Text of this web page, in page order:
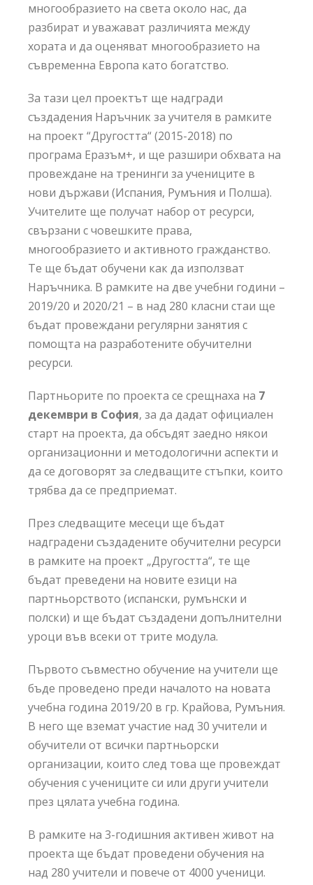
многообразието на света около нас, да
разбират и уважават различията между
хората и да оценяват многообразието на
съвременна Европа като богатство.
За тази цел проектът ще надгради
създадения Наръчник за учителя в рамките
на проект “Другостта“ (2015-2018) по
програма Еразъм+, и ще разшири обхвата на
провеждане на тренинги за учениците в
нови държави (Испания, Румъния и Полша).
Учителите ще получат набор от ресурси,
свързани с човешките права,
многообразието и активното гражданство.
Те ще бъдат обучени как да използват
Наръчника. В рамките на две учебни години –
2019/20 и 2020/21 – в над 280 класни стаи ще
бъдат провеждани регулярни занятия с
помощта на разработените обучителни
ресурси.
Партньорите по проекта се срещнаха на 7
декември в София, за да дадат официален
старт на проекта, да обсъдят заедно някои
организационни и методологични аспекти и
да се договорят за следващите стъпки, които
трябва да се предприемат.
През следващите месеци ще бъдат
надградени създадените обучителни ресурси
в рамките на проект „Другостта“, те ще
бъдат преведени на новите езици на
партньорството (испански, румънски и
полски) и ще бъдат създадени допълнителни
уроци във всеки от трите модула.
Първото съвместно обучение на учители ще
бъде проведено преди началото на новата
учебна година 2019/20 в гр. Крайова, Румъния.
В него ще вземат участие над 30 учители и
обучители от всички партньорски
организации, които след това ще провеждат
обучения с учениците си или други учители
през цялата учебна година.
В рамките на 3-годишния активен живот на
проекта ще бъдат проведени обучения на
над 280 учители и повече от 4000 ученици.